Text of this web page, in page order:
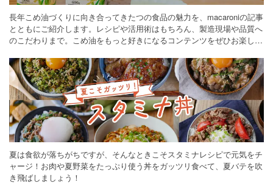
長年こめ油づくりに向き合ってきたつの食品の魅力を、macaroniの記事
とともにご紹介します。レシピや活用術はもちろん、製造現場や品質へ
のこだわりまで。こめ油をもっと好きになるコンテンツをぜひお楽しみ
夏は食欲が落ちがちですが、そんなときこそスタミナレシピで元気をチ
ャージ！お肉や夏野菜をたっぷり使う丼をガッツリ食べて、夏バテを吹
き飛ばしましょう！